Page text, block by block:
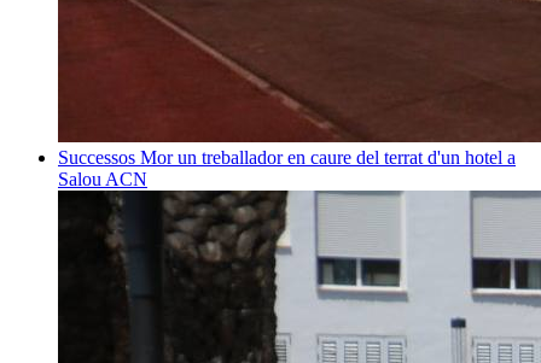
Successos Mor un treballador en caure del terrat d'un hotel a
Salou ACN